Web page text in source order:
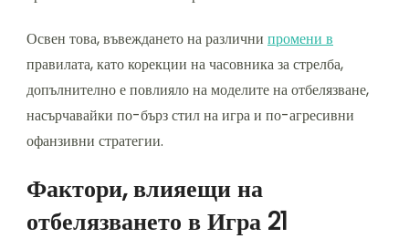
Освен това, въвеждането на различни промени в
правилата, като корекции на часовника за стрелба,
допълнително е повлияло на моделите на отбелязване,
насърчавайки по-бърз стил на игра и по-агресивни
офанзивни стратегии.
Фактори, влияещи на
отбелязването в Игра 21